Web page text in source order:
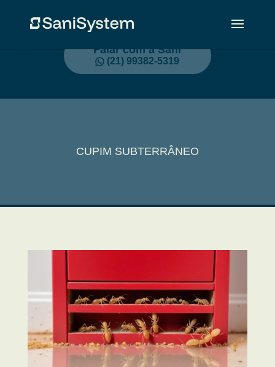
Falar com a Sani
(21) 99382-5319
CUPIM SUBTERRÂNEO